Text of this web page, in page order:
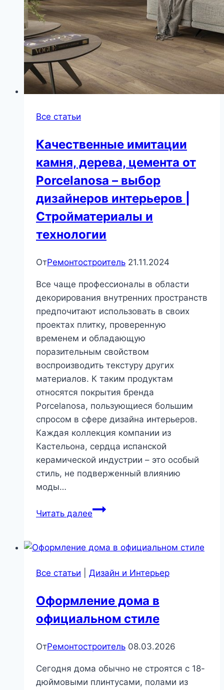
Все статьи
Качественные имитации
камня, дерева, цемента от
Porcelanosa – выбор
дизайнеров интерьеров |
Стройматериалы и
технологии
ОтРемонтостроитель 21.11.2024
Все чаще профессионалы в области
декорирования внутренних пространств
предпочитают использовать в своих
проектах плитку, проверенную
временем и обладающую
поразительным свойством
воспроизводить текстуру других
материалов. К таким продуктам
относятся покрытия бренда
Porcelanosa, пользующиеся большим
спросом в сфере дизайна интерьеров.
Каждая коллекция компании из
Кастельона, сердца испанской
керамической индустрии – это особый
стиль, не подверженный влиянию
моды…
Читать далееКачественные
дерева,
от
–
выбор
интерьеров
Стройматериалы
и
Все статьи Дизайн и Интерьер
Оформление дома в
официальном стиле
ОтРемонтостроитель 08.03.2026
Сегодня дома обычно не строятся с 18-
дюймовыми плинтусами, полами из